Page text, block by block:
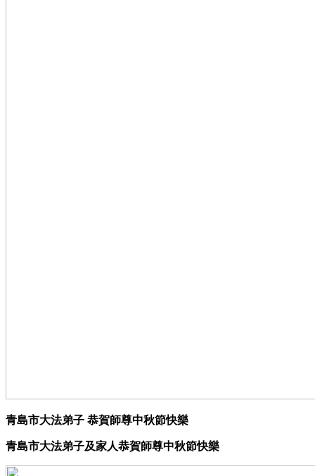
青島市大法弟子 恭賀師尊中秋節快樂
青島市大法弟子及家人恭賀師尊中秋節快樂